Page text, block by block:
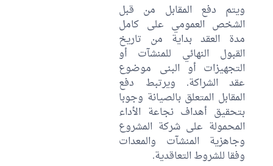
ويتم دفع المقابل من قبل
الشخص العمومي على كامل
مدة العقد بداية من تاريخ
القبول النهائي للمنشآت أو
التجهيزات أو البنى موضوع
عقد الشراكة. ويرتبط دفع
المقابل المتعلق بالصيانة وجوبا
بتحقيق أهداف نجاعة الأداء
المحمولة على شركة المشروع
وجاهزية المنشآت والمعدات
وفقا للشروط التعاقدية.